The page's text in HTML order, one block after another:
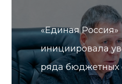
«Единая Россия»
инициировала
ряда бюджетных